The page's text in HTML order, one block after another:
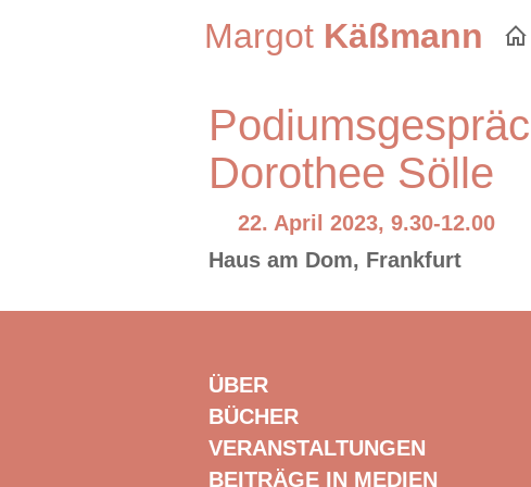
Margot Käßmann
Dorothee Sölle
22. April 2023, 9.30-12.00
Haus am Dom, Frankfurt
ÜBER
BÜCHER
VERANSTALTUNGEN
BEITRÄGE IN MEDIEN